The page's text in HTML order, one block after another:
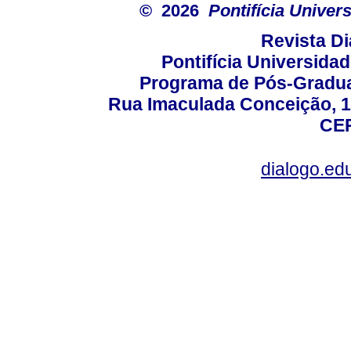
© 2026 Pontifícia
Revista
Pontifícia
Programa de Pós-
Rua Imaculada Conceição,